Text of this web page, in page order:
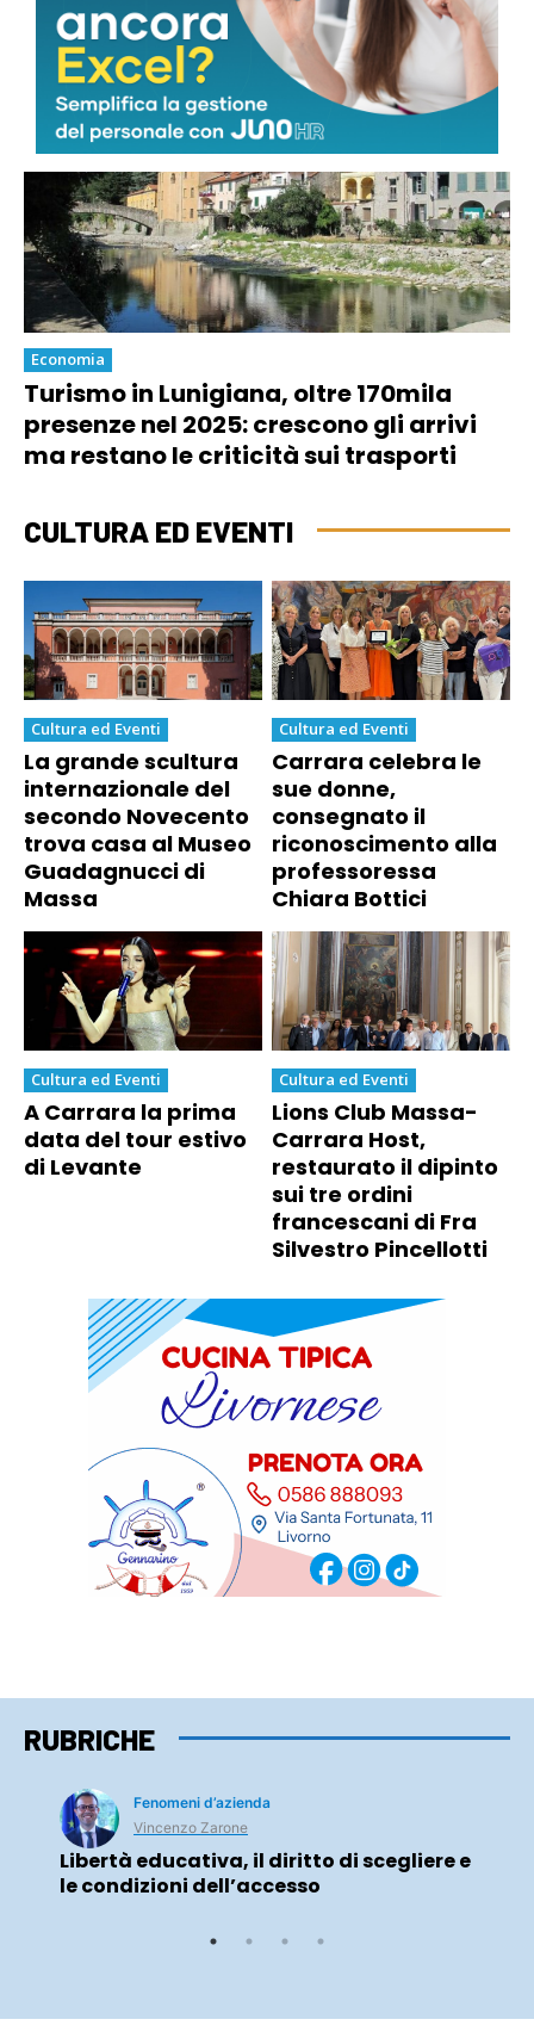
a nuova escavazione”
Economia
Turismo in Lunigiana, oltre 170mila
presenze nel 2025: crescono gli arrivi
ma restano le criticità sui trasporti
CULTURA ED EVENTI
Cultura ed Eventi
La grande scultura
internazionale del
secondo Novecento
trova casa al Museo
Guadagnucci di
Massa
Cultura ed Eventi
Carrara celebra le
sue donne,
consegnato il
riconoscimento alla
professoressa
Chiara Bottici
Cultura ed Eventi
A Carrara la prima
data del tour estivo
di Levante
Cultura ed Eventi
Lions Club Massa-
Carrara Host,
restaurato il dipinto
sui tre ordini
francescani di Fra
Silvestro Pincellotti
RUBRICHE
Fenomeni d’azienda
Vincenzo Zarone
Libertà educativa, il diritto di scegliere e
le condizioni dell’accesso